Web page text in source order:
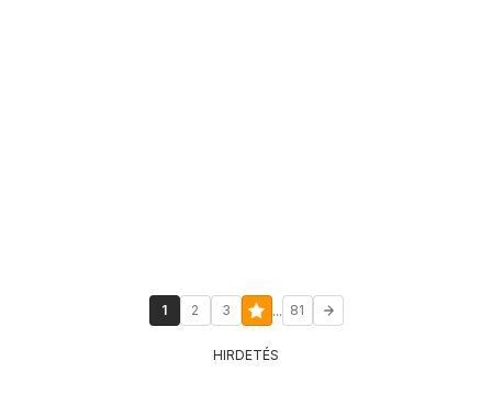
1 2 3 ... 81
HIRDETÉS